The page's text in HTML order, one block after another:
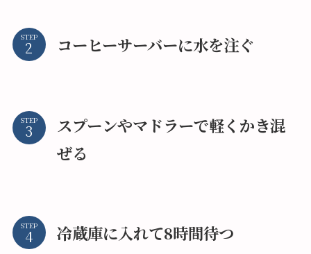
STEP コーヒーサーバーに水を注ぐ
STEP
スプーンやマドラーで軽くかき混
ぜる
STEP 冷蔵庫に入れて8時間待つ